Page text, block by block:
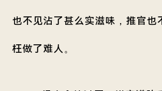
也不见沾了甚么实滋味，推官也
枉做了难人。